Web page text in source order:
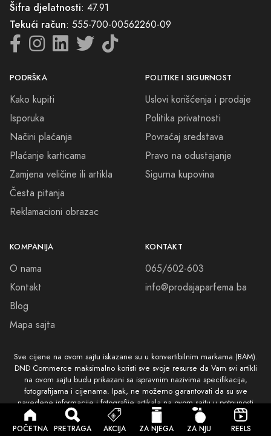
POČETNA PRETRAGA AKCIJA ZA NJEGA ZA NJU REELS
Šifra djelatnosti: 47.91
Tekući račun: 555-700-00562260-09
PODRŠKA
Kako kupiti
Isporuka
Načini plaćanja
Plaćanje karticama
Zamjena veličine ili artikla
Česta pitanja
Reklamacioni obrazac
POLITIKE I SIGURNOST
Uslovi korišćenja i prodaje
Politika privatnosti
Povraćaj sredstava
Pravo na odustajanje
Sigurna kupovina
KOMPANIJA
O nama
Kontakt
Blog
Mapa sajta
KONTAKT
065/602-603
info@prodajaparfema.ba
Sve cijene na ovom sajtu iskazane su u konvertibilnim markama (BAM).
DND Commerce maksimalno koristi sve svoje resurse da Vam svi artikli
na ovom sajtu budu prikazani sa ispravnim nazivima specifikacija,
fotografijama i cijenama. Ipak, ne možemo garantovati da su sve
navedene informacije i fotografije artikala na ovom sajtu u potpunosti
ispravne